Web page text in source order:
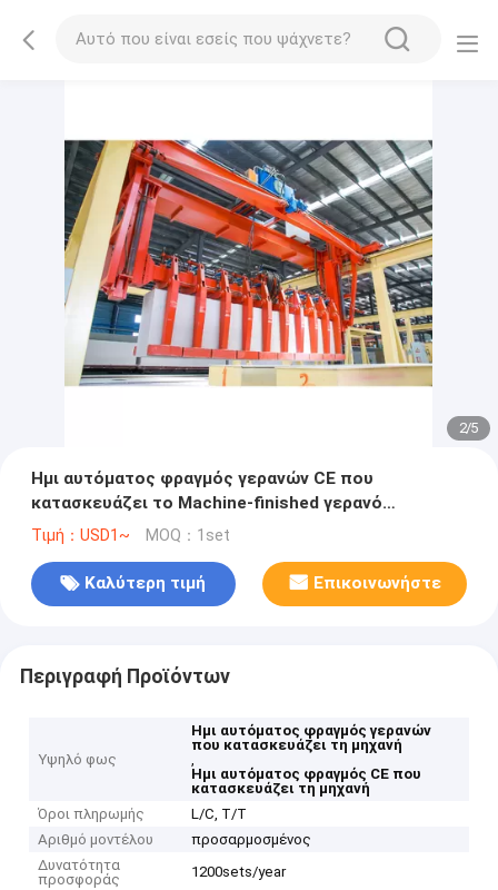
2/5
Ημι αυτόματος φραγμός γερανών CE που
κατασκευάζει το Machine-finished γερανό
προϊόντων
Τιμή：USD1~ MOQ：1set
Καλύτερη τιμή Επικοινωνήστε
Περιγραφή Προϊόντων
Υψηλό φως
Ημι αυτόματος φραγμός γερανών
που κατασκευάζει τη μηχανή
,
Ημι αυτόματος φραγμός CE που
κατασκευάζει τη μηχανή
Όροι πληρωμής
L/C, T/T
Αριθμό μοντέλου
προσαρμοσμένος
Δυνατότητα
προσφοράς
1200sets/year